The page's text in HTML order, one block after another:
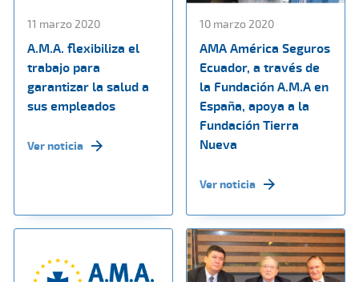
11 marzo 2020
A.M.A. flexibiliza el
trabajo para
garantizar la salud a
sus empleados
Ver noticia
10 marzo 2020
AMA América Seguros
Ecuador, a través de
la Fundación A.M.A en
España, apoya a la
Fundación Tierra
Nueva
Ver noticia